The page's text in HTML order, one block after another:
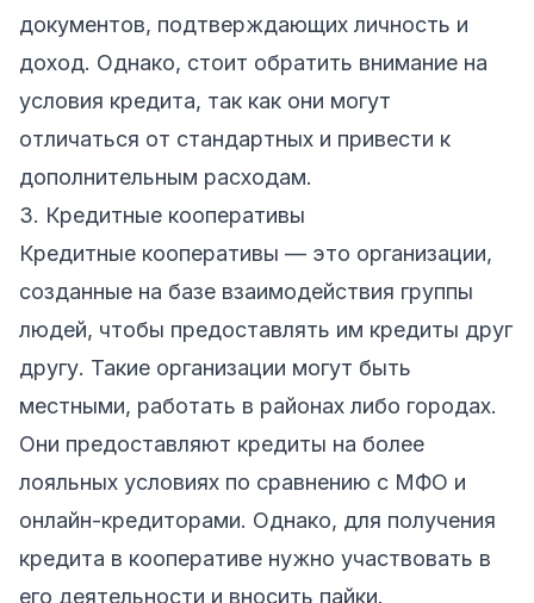
документов, подтверждающих личность и
доход. Однако, стоит обратить внимание на
условия кредита, так как они могут
отличаться от стандартных и привести к
дополнительным расходам.
3. Кредитные кооперативы
Кредитные кооперативы — это организации,
созданные на базе взаимодействия группы
людей, чтобы предоставлять им кредиты друг
другу. Такие организации могут быть
местными, работать в районах либо городах.
Они предоставляют кредиты на более
лояльных условиях по сравнению с МФО и
онлайн-кредиторами. Однако, для получения
кредита в кооперативе нужно участвовать в
его деятельности и вносить пайки.